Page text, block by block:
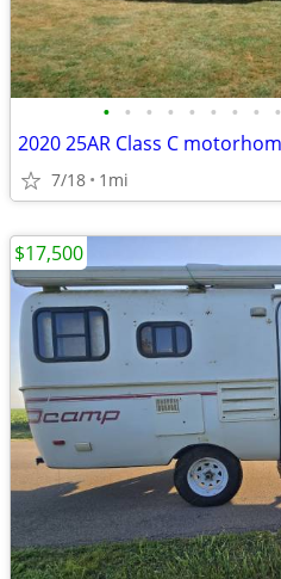
• • • • • • • • •
2020 25AR Class C
7/18 1mi
$17,500